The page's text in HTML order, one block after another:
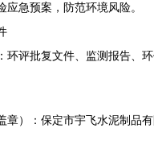
应急预案，防范环境风险。
环评批复文件、监测报告、
章）：保定市宇飞水泥制品有